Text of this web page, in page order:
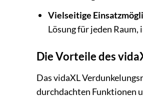
Vielseitige
Lösung für jeden
Die Vorteile des
Das vidaXL
durchdachten Funktionen